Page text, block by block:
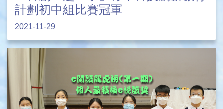
計劃初中組比賽冠軍
2021-11-29